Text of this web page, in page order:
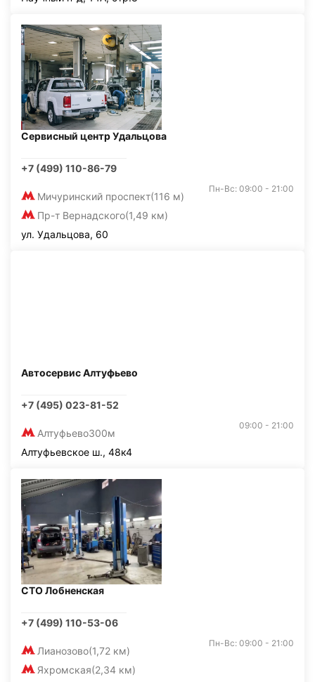
Сервисный центр Удальцова
+7 (499) 110-86-79
Мичуринский проспект(116 м)
Пр-т Вернадского(1,49 км)
Пн-Вс: 09:00 - 21:00
ул. Удальцова, 60
Автосервис Алтуфьево
+7 (495) 023-81-52
Алтуфьево300м
09:00 - 21:00
Алтуфьевское ш., 48к4
СТО Лобненская
+7 (499) 110-53-06
Лианозово(1,72 км)
Яхромская(2,34 км)
Пн-Вс: 09:00 - 21:00